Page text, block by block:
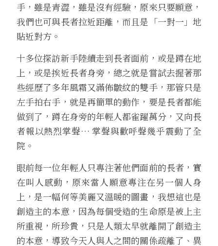
手，雖是青澀，雖是沒有經驗，原來只要願意，
我們也可與長者拉近距離，而且是「一對一」地
貼近對方。
十多位探訪新手陸續走到長者面前，或是蹲在地
上，或是挨近長者身旁，總之就是嘗試去握著那
些經歷了多年風霜又滿佈皺紋的雙手，那管只是
左手拍右手，就是再簡單的動作，要是長者都能
做到了，蹲在身旁的年輕人都雀躍萬分，又向長
者報以熱烈掌聲… 掌聲與歡呼聲幾乎震動了全
院。
眼前每一位年輕人只專注著他們面前的長者，實
在叫人感動，原來當人願意專注在另一個人身
上，是一幅何等美麗又溫暖的圖畫，我想這也是
創造主的本意，因為每個受造的生命原是被上主
所重視，所珍貴，只是人類太早就離開了創造主
的本意，導致今天人與人之間的關係疏離了、異